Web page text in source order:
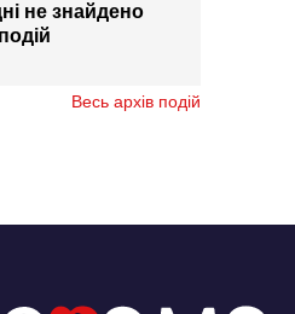
не знайдено
подій
Весь архів подій